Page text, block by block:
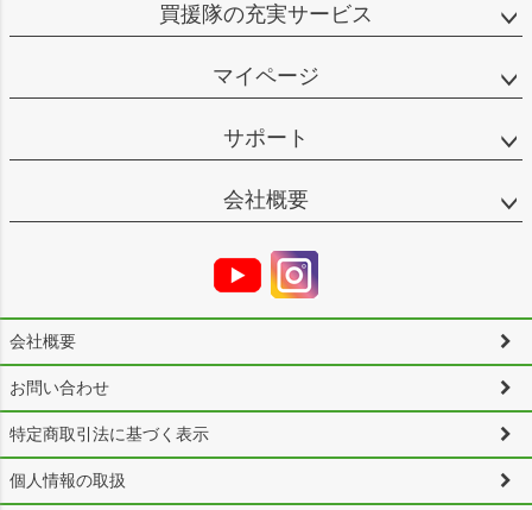
買援隊の充実サービス
マイページ
サポート
会社概要
会社概要
お問い合わせ
特定商取引法に基づく表示
個人情報の取扱